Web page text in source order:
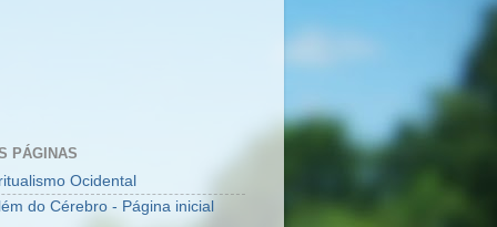
PÁGINAS
Ocidental
do Cérebro - Página inicial